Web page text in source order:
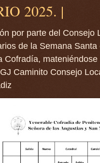
2025. |
por parte del Consejo
de la Semana
Cofradía,
Caminito Consejo